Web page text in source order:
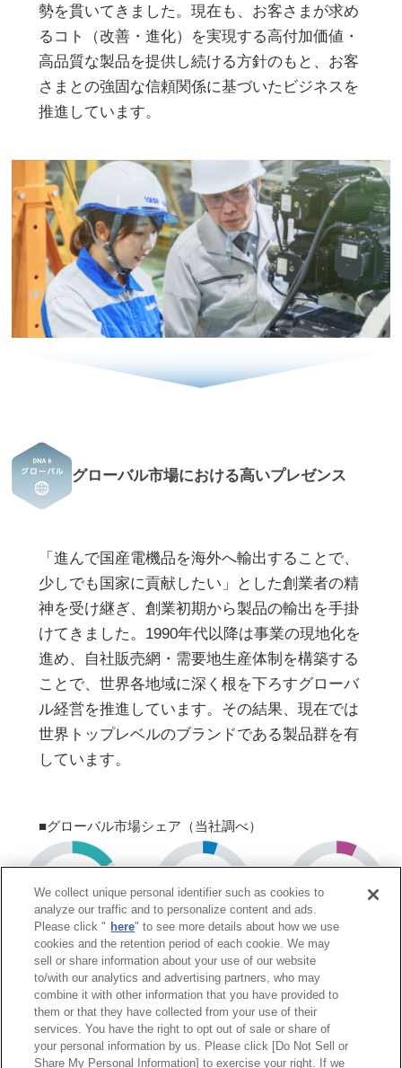
勢を貫いてきました。現在も、お客さまが求め
るコト（改善・進化）を実現する高付加価値・
高品質な製品を提供し続ける方針のもと、お客
さまとの強固な信頼関係に基づいたビジネスを
推進しています。
グローバル市場における高いプレゼンス
「進んで国産電機品を海外へ輸出することで、
少しでも国家に貢献したい」とした創業者の精
神を受け継ぎ、創業初期から製品の輸出を手掛
けてきました。1990年代以降は事業の現地化を
進め、自社販売網・需要地生産体制を構築する
ことで、世界各地域に深く根を下ろすグローバ
ル経営を推進しています。その結果、現在では
世界トップレベルのブランドである製品群を有
しています。
■グローバル市場シェア（当社調べ）
（2024年度）
サイトマップ 商標について
利用規程
リンクについて
個人情報保護方針
We collect unique personal identifier such as cookies to
analyze our traffic and to personalize content and ads.
Please click " here" to see more details about how we use
cookies and the retention period of each cookie. We may
sell or share information about your use of our website
to/with our analytics and advertising partners, who may
combine it with other information that you have provided to
them or that they have collected from your use of their
services. You have the right to opt out of sale or share of
your personal information by us. Please click [Do Not Sell or
Share My Personal Information] to exercise your right. If we